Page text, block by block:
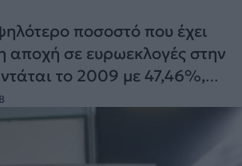
ποσοστό που έχει
αποχή σε ευρωεκλογές στην
το 2009 με 47,46%,
εκλογές ήταν μονές.